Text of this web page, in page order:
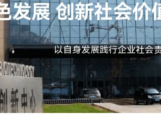
发展 创新社会价
以自身发展践行企业社会